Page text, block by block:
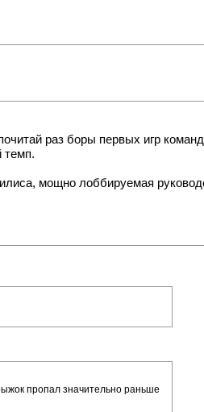
раз боры первых игр
темп.
мощно лоббируемая
пропал значительно раньше